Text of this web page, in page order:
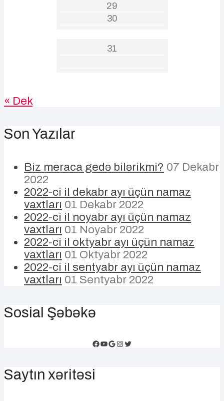
29
30
31
« Dek
Son Yazılar
Biz meraca gedə bilərikmi? 07 Dekabr
2022
2022-ci il dekabr ayı üçün namaz
vaxtları 01 Dekabr 2022
2022-ci il noyabr ayı üçün namaz
vaxtları 01 Noyabr 2022
2022-ci il oktyabr ayı üçün namaz
vaxtları 01 Oktyabr 2022
2022-ci il sentyabr ayı üçün namaz
vaxtları 01 Sentyabr 2022
Sosial Şəbəkə
Facebook
YouTube
Google
Instagram
Twitter
Saytın xəritəsi